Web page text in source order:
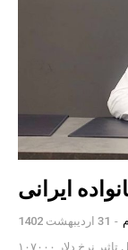
ایرانی
- 31 اردیبهشت 1402
مصاحبه با دکتر مازیار میر، محقق و پژوهشگر: تحلیل تاثیر نرخ دلار ۱۰۷۰۰۰